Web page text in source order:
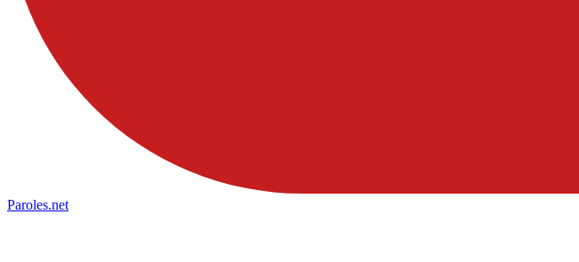
Paroles.net